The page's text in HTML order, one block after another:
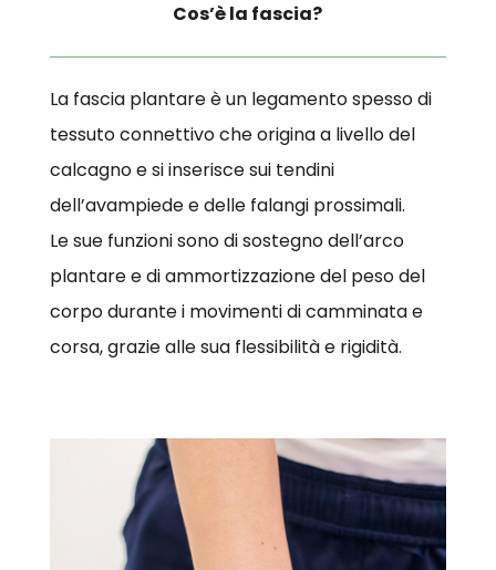
Cos’è la fascia?
La fascia plantare è un legamento spesso di
tessuto connettivo che origina a livello del
calcagno e si inserisce sui tendini
dell’avampiede e delle falangi prossimali.
Le sue funzioni sono di sostegno dell’arco
plantare e di ammortizzazione del peso del
corpo durante i movimenti di camminata e
corsa, grazie alle sua flessibilità e rigidità.